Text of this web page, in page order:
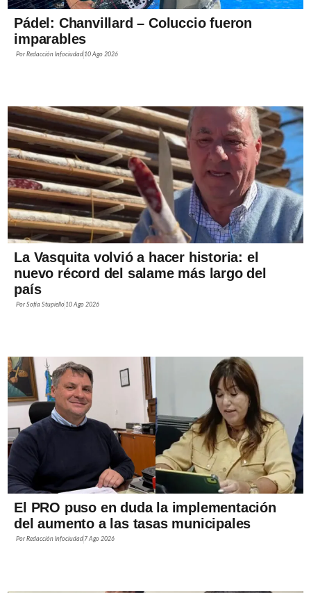
Pádel: Chanvillard – Coluccio fueron
imparables
PorRedacción Infociudad 10 Ago 2026
La Vasquita volvió a hacer historia: el
nuevo récord del salame más largo del
país
PorSofía Stupiello 10 Ago 2026
El PRO puso en duda la implementación
del aumento a las tasas municipales
PorRedacción Infociudad 7 Ago 2026